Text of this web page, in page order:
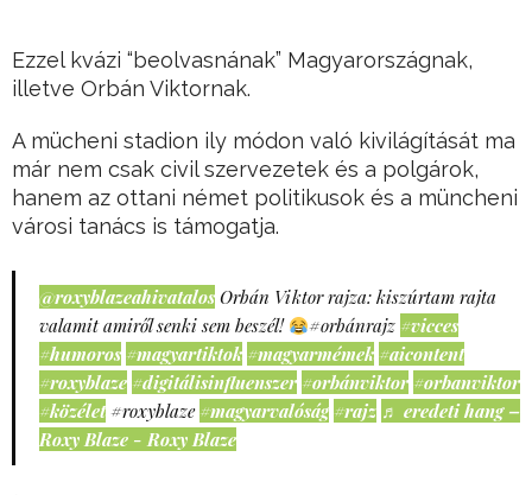
Ezzel kvázi “beolvasnának” Magyarországnak,
illetve Orbán Viktornak.
A mücheni stadion ily módon való kivilágítását ma
már nem csak civil szervezetek és a polgárok,
hanem az ottani német politikusok és a müncheni
városi tanács is támogatja.
@roxyblazeahivatalos Orbán Viktor rajza: kiszúrtam rajta
valamit amiről senki sem beszél!
#orbánrajz #vicces
#humoros #magyartiktok #magyarmémek #aicontent
#roxyblaze #digitálisinfluenszer #orbánviktor #orbanviktor
#közélet #roxyblaze #magyarvalóság #rajz ♬ eredeti hang –
Roxy Blaze - Roxy Blaze